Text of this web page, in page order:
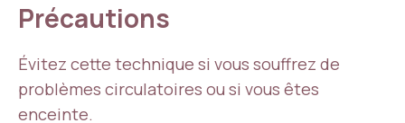
Précautions
Évitez cette technique si vous souffrez de
problèmes circulatoires ou si vous êtes
enceinte.